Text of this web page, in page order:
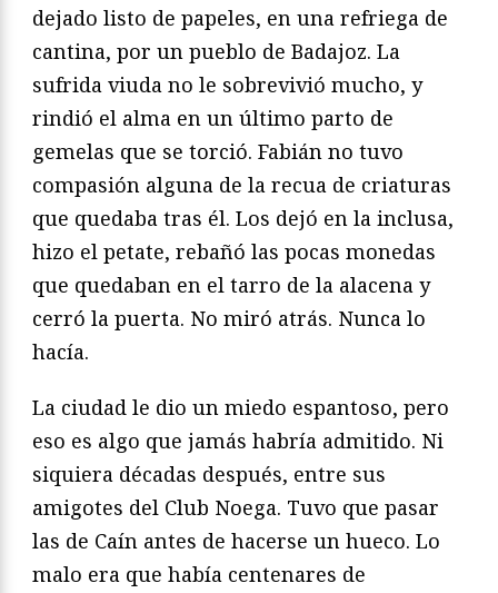
dejado listo de papeles, en una refriega de
cantina, por un pueblo de Badajoz. La
sufrida viuda no le sobrevivió mucho, y
rindió el alma en un último parto de
gemelas que se torció. Fabián no tuvo
compasión alguna de la recua de criaturas
que quedaba tras él. Los dejó en la inclusa,
hizo el petate, rebañó las pocas monedas
que quedaban en el tarro de la alacena y
cerró la puerta. No miró atrás. Nunca lo
hacía.
La ciudad le dio un miedo espantoso, pero
eso es algo que jamás habría admitido. Ni
siquiera décadas después, entre sus
amigotes del Club Noega. Tuvo que pasar
las de Caín antes de hacerse un hueco. Lo
malo era que había centenares de